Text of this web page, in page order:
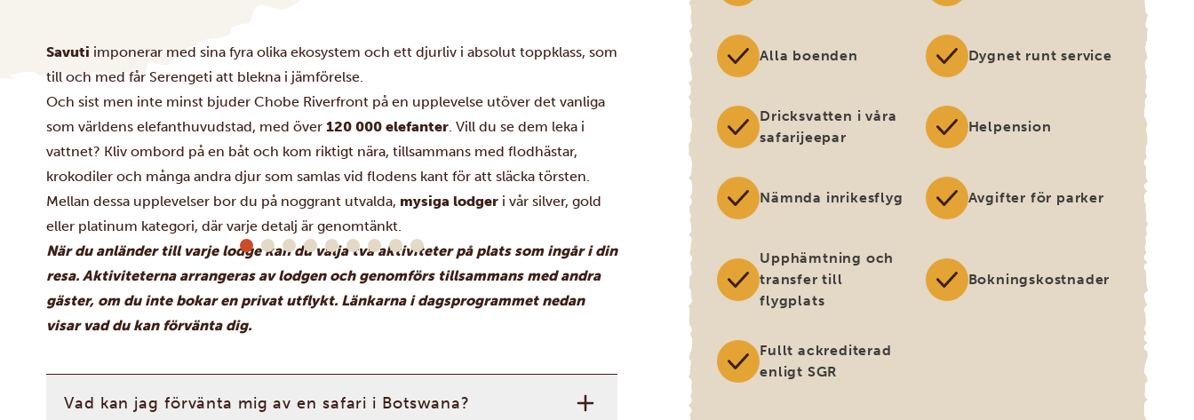
Savuti imponerar med sina fyra olika ekosystem och ett djurliv i absolut toppklass, som
till och med får Serengeti att blekna i jämförelse.
Och sist men inte minst bjuder Chobe Riverfront på en upplevelse utöver det vanliga
som världens elefanthuvudstad, med över 120 000 elefanter. Vill du se dem leka i
vattnet? Kliv ombord på en båt och kom riktigt nära, tillsammans med flodhästar,
krokodiler och många andra djur som samlas vid flodens kant för att släcka törsten.
Mellan dessa upplevelser bor du på noggrant utvalda, mysiga lodger i vår silver, gold
eller platinum kategori, där varje detalj är genomtänkt.
När du anländer till varje lodge kan du välja två aktiviteter på plats som ingår i din
resa. Aktiviteterna arrangeras av lodgen och genomförs tillsammans med andra
gäster, om du inte bokar en privat utflykt. Länkarna i dagsprogrammet nedan
visar vad du kan förvänta dig.
Vad kan jag förvänta mig av en safari i Botswana?
Alla boenden Dygnet runt service
Dricksvatten i våra
safarijeepar
Helpension
Nämnda inrikesflyg Avgifter för parker
Upphämtning och
transfer till
flygplats
Bokningskostnader
Fullt ackrediterad
enligt SGR